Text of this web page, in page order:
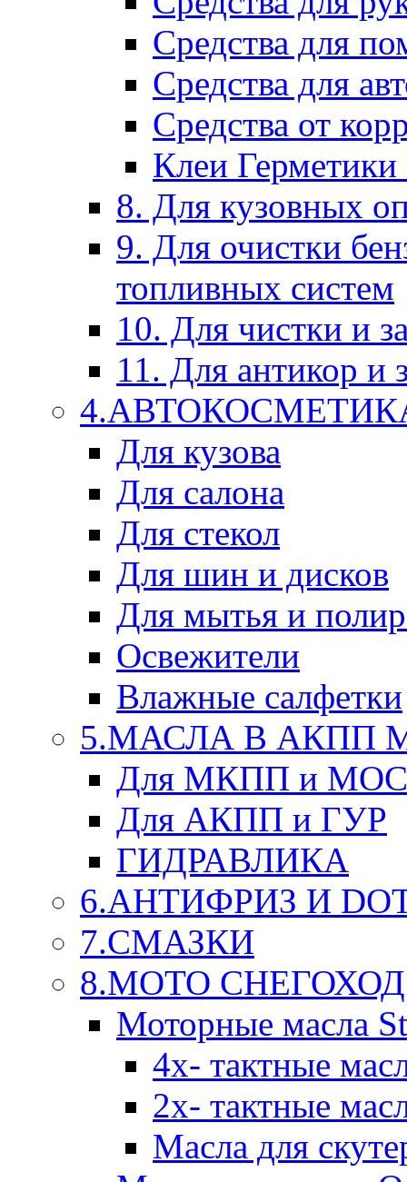
Средства для
Средства для
Средства от
Клеи
8. Для кузовных
9. Для очистки
топливных систем
10. Для чистки и
11. Для антикор и
Для кузова
Для салона
Для стекол
Для шин и дисков
Для мытья и
Освежители
Влажные салфетки
5.МАСЛА В АКПП
Для МКПП и
Для АКПП и ГУР
ГИДРАВЛИКА
6.АНТИФРИЗ И
7.СМАЗКИ
8.МОТО
Моторные масла
4х- тактные
2х- тактные
Масла для